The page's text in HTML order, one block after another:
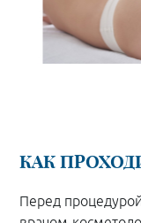
КАК
Перед